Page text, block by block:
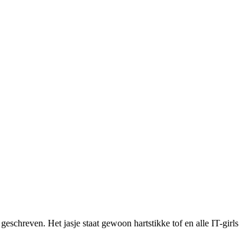
Het jasje staat gewoon hartstikke tof en alle IT-girls